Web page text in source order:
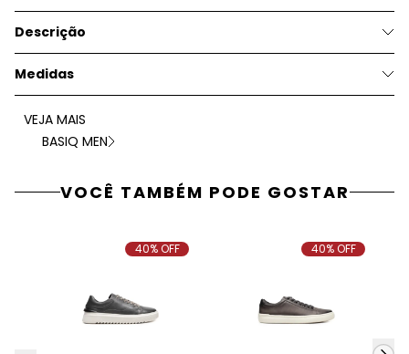
Descrição
Medidas
VEJA MAIS
BASIQ MEN
VOCÊ TAMBÉM PODE GOSTAR
40% OFF 40% OFF